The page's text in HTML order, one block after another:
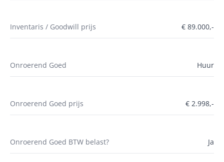
Inventaris / Goodwill prijs € 89.000,-
Onroerend Goed Huur
Onroerend Goed prijs € 2.998,-
Onroerend Goed BTW belast? Ja